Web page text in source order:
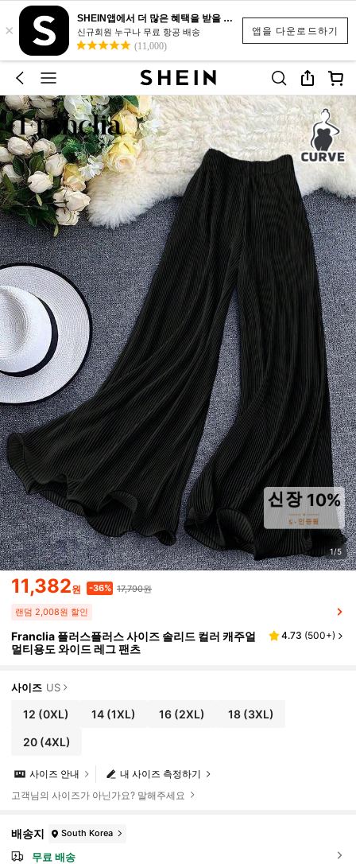
앱을 다운로드하기
×
SHEIN앱에서 더 많은 혜택을 받을 수 있어요.
신규회원 누구나 무료 항공 배송
(11,000)
1/5
11,382원 -36% 17,790원
랜덤 2,008원 할인
Franclia 플러스플러스 사이즈 솔리드 컬러 캐주얼
멀티용도 와이드 레그 팬츠
4.73 (500+)
사이즈 US
12 (0XL) 14 (1XL) 16(2XL) 18(3XL)
20(4XL)
내 사이즈 측정하기
사이즈 안내
고객님의 사이즈가 아닌가요? 말해주세요
배송지 South Korea
무료 배송